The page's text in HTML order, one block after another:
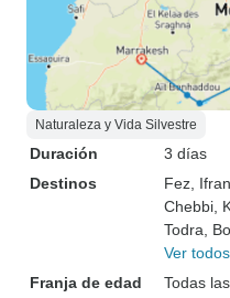
Naturaleza y Vida Silvestre
Duración
3 días
Destinos
Fez ,
Chebbi ,
Todra ,
Ver
Franja de edad
Todas